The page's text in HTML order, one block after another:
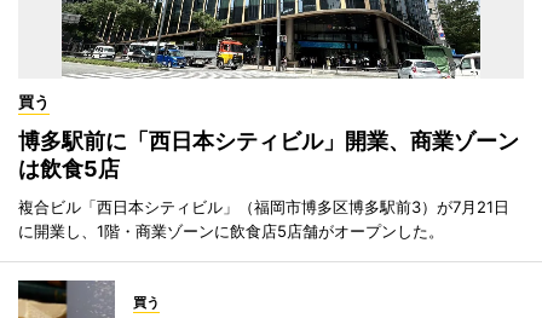
買う
博多駅前に「西日本シティビル」開業、商業ゾーン
は飲食5店
複合ビル「西日本シティビル」（福岡市博多区博多駅前3）が7月21日
に開業し、1階・商業ゾーンに飲食店5店舗がオープンした。
買う